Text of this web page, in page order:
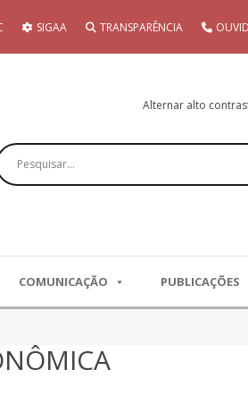
SIGAA TRANSPARÊNCIA
Alternar alto
Pesquisar
COMUNICAÇÃO PUBLICAÇÕES